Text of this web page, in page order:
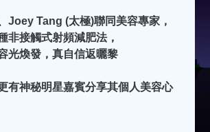
Joey Tang (太極)聯同美容專家，
非接觸式射頻減肥法，
光煥發，真自信返曬黎
有神秘明星嘉賓分享其個人美容心